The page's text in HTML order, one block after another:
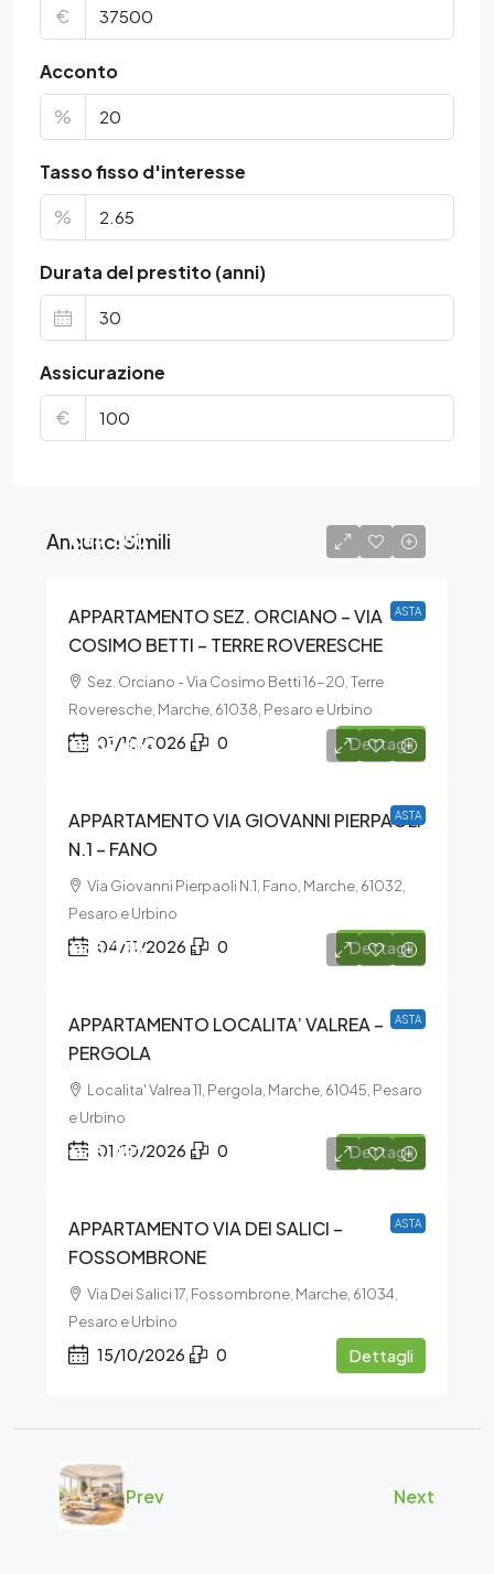
€
Acconto
%
Tasso fisso d'interesse
%
Durata del prestito (anni)
Assicurazione
€
Annunci Simili
ASTA
€64.350
APPARTAMENTO SEZ. ORCIANO – VIA
COSIMO BETTI – TERRE ROVERESCHE
Sez. Orciano - Via Cosimo Betti 16-20, Terre
Roveresche, Marche, 61038, Pesaro e Urbino
01/10/2026 0 Dettagli
ASTA
€469.688
APPARTAMENTO VIA GIOVANNI PIERPAOLI
N.1 – FANO
Via Giovanni Pierpaoli N.1, Fano, Marche, 61032,
Pesaro e Urbino
04/11/2026 0 Dettagli
ASTA
€35.235
APPARTAMENTO LOCALITA’ VALREA –
PERGOLA
Localita' Valrea 11, Pergola, Marche, 61045, Pesaro
e Urbino
01/10/2026 0 Dettagli
ASTA
€38.952
APPARTAMENTO VIA DEI SALICI –
FOSSOMBRONE
Via Dei Salici 17, Fossombrone, Marche, 61034,
Pesaro e Urbino
15/10/2026 0 Dettagli
Prev Next